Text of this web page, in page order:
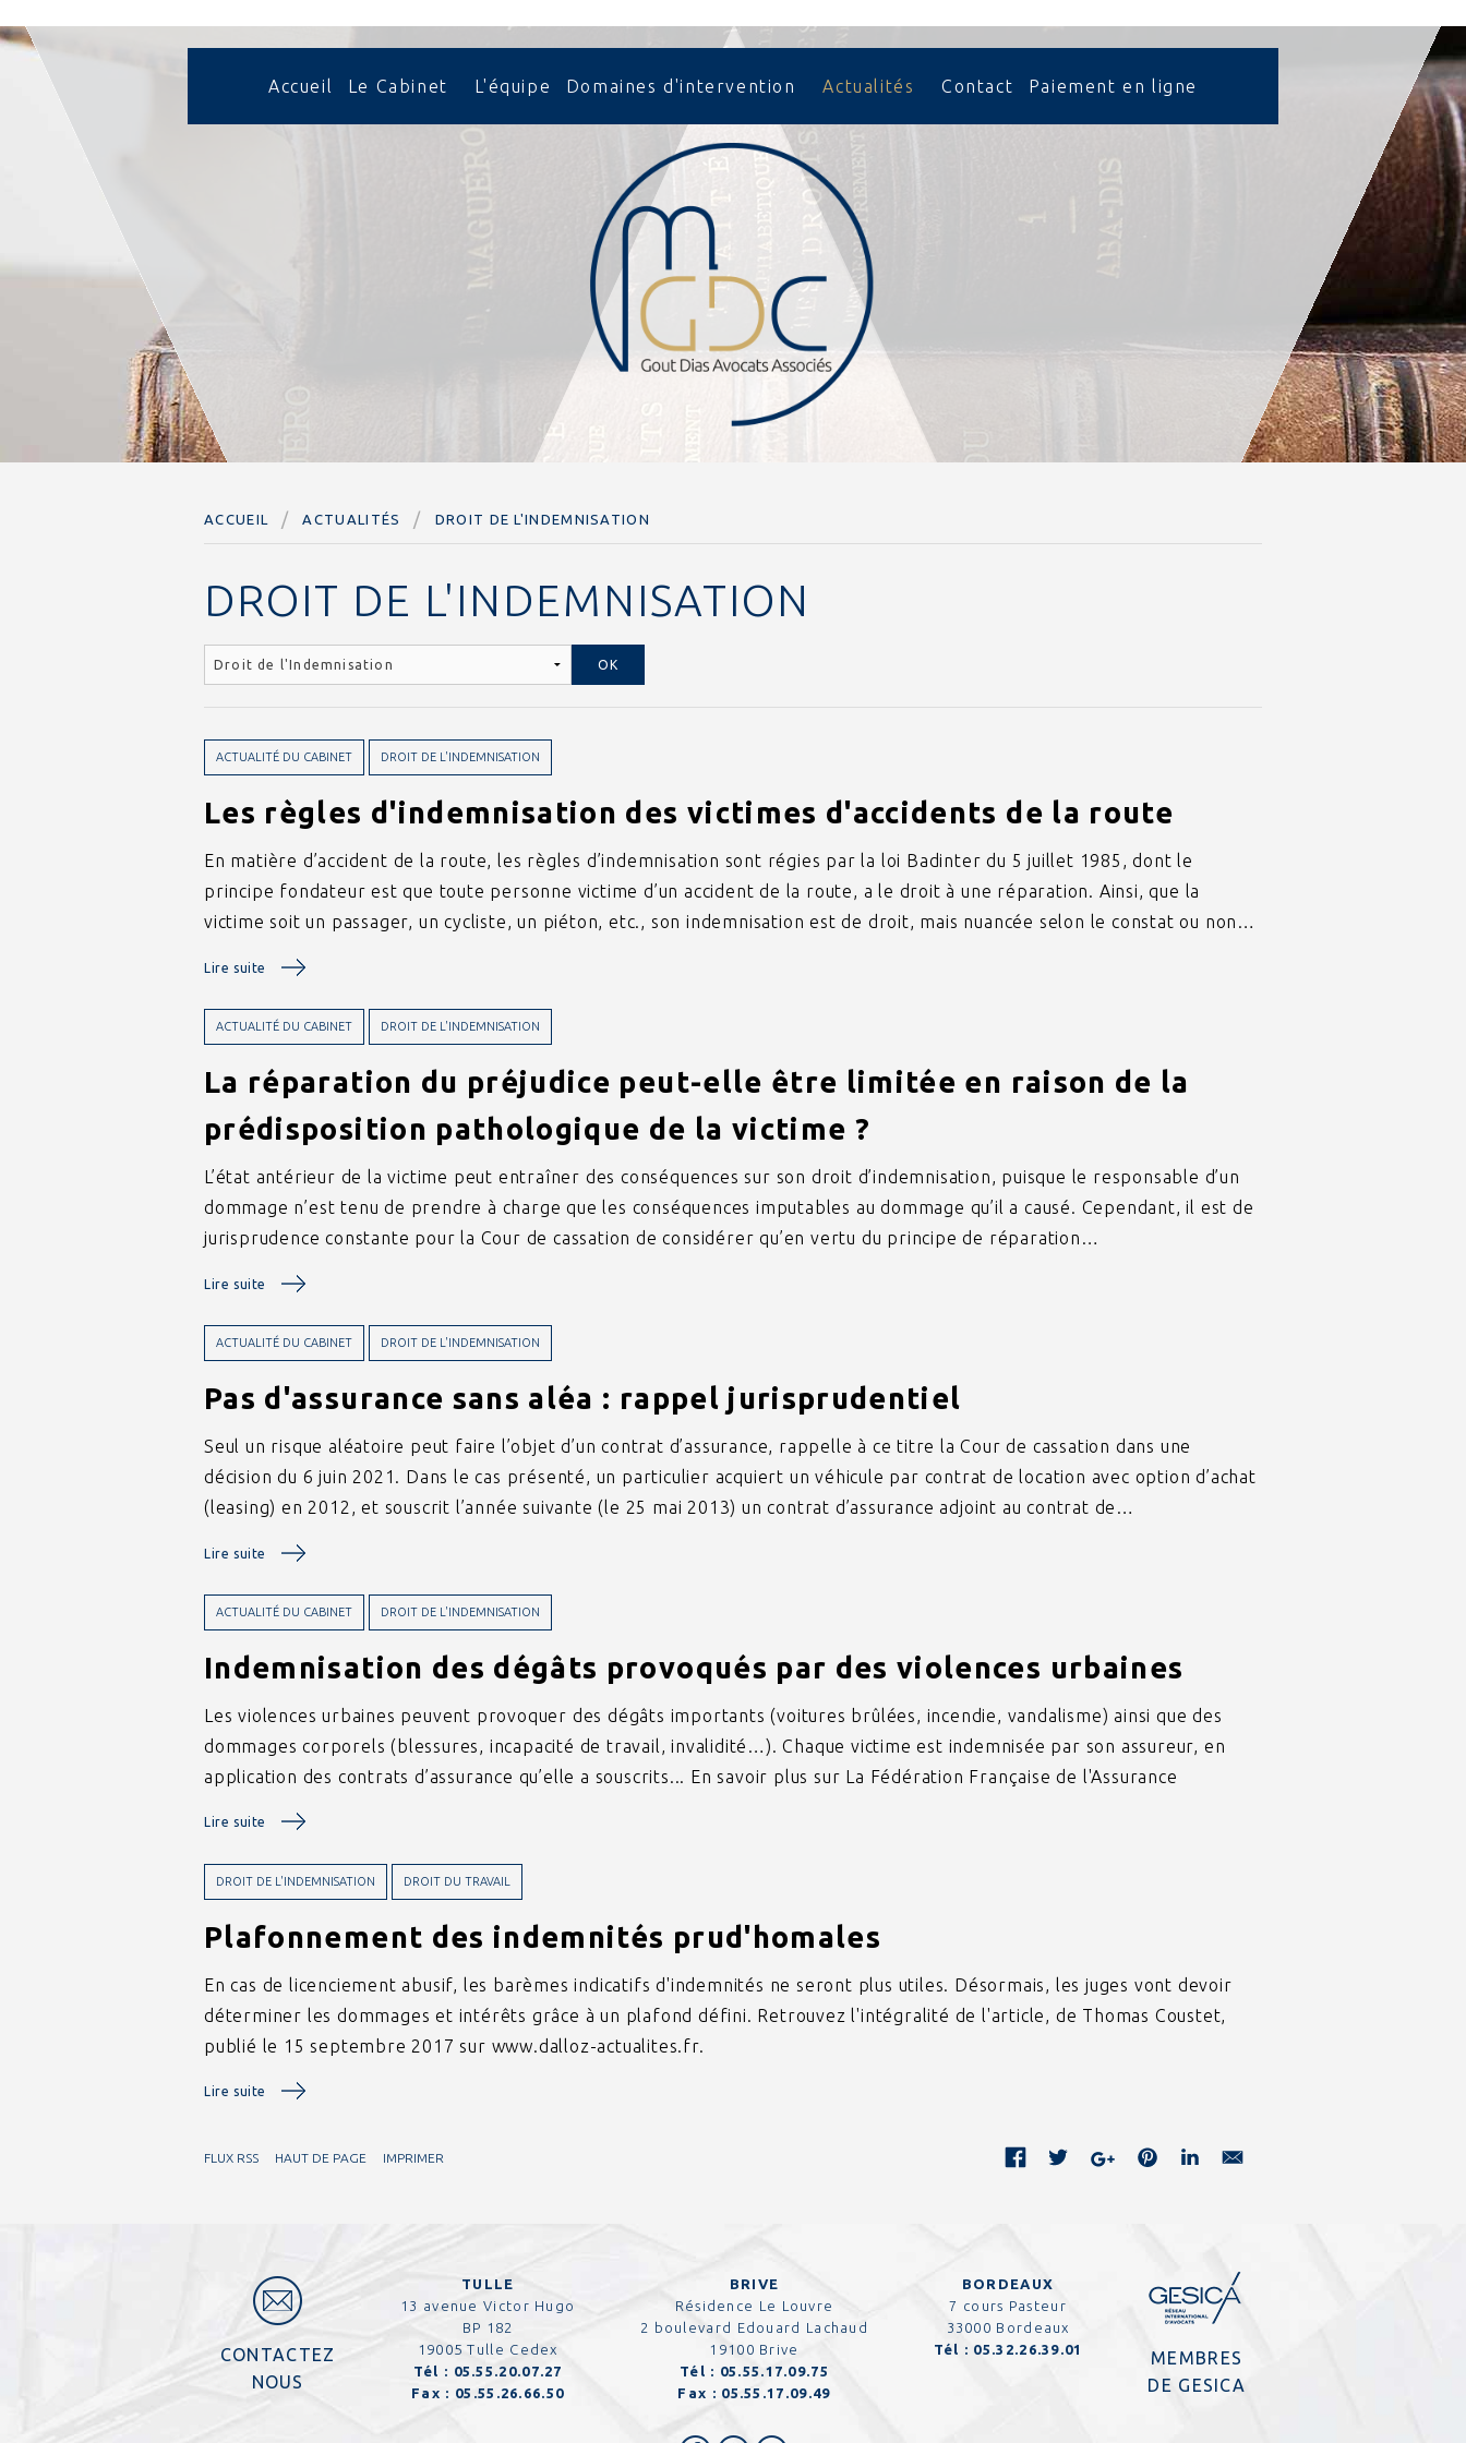
Accueil Le Cabinet L'équipe Domaines d'intervention
Droit Administratif
Droit Civil
Droit Commercial
Droit de l'Indemnisation
Droit de la Sécurité Routière
Droit des Personnes et de la Famille
Droit Pénal et Droit Pénal des affaires
Droit Rural
Droit Social
Recouvrement de Créances et Suretés
Actualités
Actualité du Cabinet
Droit Civil
Droit de l'Indemnisation
Droit du Travail
Droit pénal
Droit public
Droit Social
Contact Paiement en ligne
ACCUEIL ACTUALITÉS DROIT DE L'INDEMNISATION
DROIT DE L'INDEMNISATION
ACTUALITÉ DU CABINET DROIT DE L'INDEMNISATION
Les règles d'indemnisation des victimes d'accidents de la route
En matière d’accident de la route, les règles d’indemnisation sont régies par la loi Badinter du 5 juillet 1985, dont le
principe fondateur est que toute personne victime d’un accident de la route, a le droit à une réparation. Ainsi, que la
victime soit un passager, un cycliste, un piéton, etc., son indemnisation est de droit, mais nuancée selon le constat ou non…
Lire suite
ACTUALITÉ DU CABINET DROIT DE L'INDEMNISATION
La réparation du préjudice peut-elle être limitée en raison de la
prédisposition pathologique de la victime ?
L’état antérieur de la victime peut entraîner des conséquences sur son droit d’indemnisation, puisque le responsable d’un
dommage n’est tenu de prendre à charge que les conséquences imputables au dommage qu’il a causé. Cependant, il est de
jurisprudence constante pour la Cour de cassation de considérer qu’en vertu du principe de réparation…
Lire suite
ACTUALITÉ DU CABINET DROIT DE L'INDEMNISATION
Pas d'assurance sans aléa : rappel jurisprudentiel
Seul un risque aléatoire peut faire l’objet d’un contrat d’assurance, rappelle à ce titre la Cour de cassation dans une
décision du 6 juin 2021. Dans le cas présenté, un particulier acquiert un véhicule par contrat de location avec option d’achat
(leasing) en 2012, et souscrit l’année suivante (le 25 mai 2013) un contrat d’assurance adjoint au contrat de…
Lire suite
ACTUALITÉ DU CABINET DROIT DE L'INDEMNISATION
Indemnisation des dégâts provoqués par des violences urbaines
Les violences urbaines peuvent provoquer des dégâts importants (voitures brûlées, incendie, vandalisme) ainsi que des
dommages corporels (blessures, incapacité de travail, invalidité…). Chaque victime est indemnisée par son assureur, en
application des contrats d’assurance qu’elle a souscrits... En savoir plus sur La Fédération Française de l'Assurance
Lire suite
DROIT DE L'INDEMNISATION DROIT DU TRAVAIL
Plafonnement des indemnités prud'homales
En cas de licenciement abusif, les barèmes indicatifs d'indemnités ne seront plus utiles. Désormais, les juges vont devoir
déterminer les dommages et intérêts grâce à un plafond défini. Retrouvez l'intégralité de l'article, de Thomas Coustet,
publié le 15 septembre 2017 sur www.dalloz-actualites.fr.
Lire suite
FLUX RSS HAUT DE PAGE IMPRIMER
CONTACTEZ
NOUS
TULLE
13 avenue Victor Hugo
BP 182
19005 Tulle Cedex
Tél : 05.55.20.07.27
Fax : 05.55.26.66.50
BRIVE
Résidence Le Louvre
2 boulevard Edouard Lachaud
19100 Brive
Tél : 05.55.17.09.75
Fax : 05.55.17.09.49
BORDEAUX
7 cours Pasteur
33000 Bordeaux
Tél : 05.32.26.39.01
MEMBRES
DE GESICA